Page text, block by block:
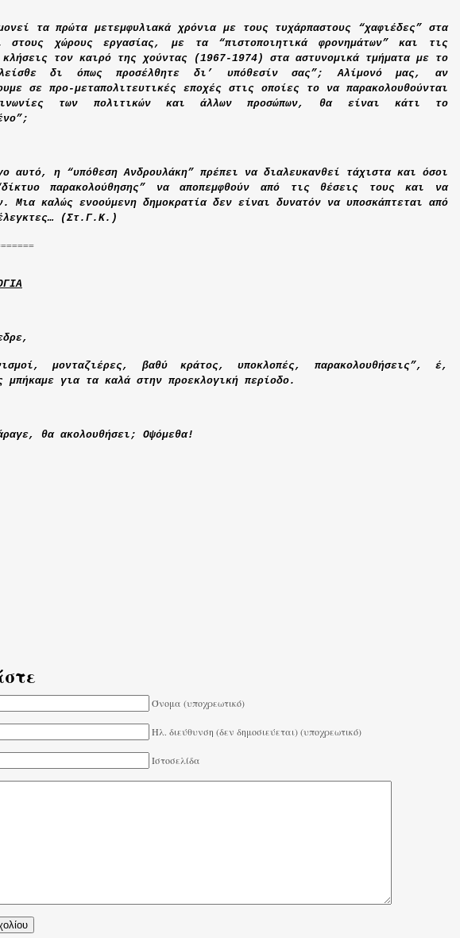
τα πρώτα μετεμφυλιακά χρόνια με τους τυχάρπαστους “χαφιέδες” στα
στους χώρους εργασίας, με τα “πιστοποιητικά φρονημάτων” και τις
κλήσεις τον καιρό της χούντας (1967-1974) στα αστυνομικά τμήματα με το
δι όπως προσέλθητε δι’ υπόθεσίν σας”; Αλίμονό μας, αν
σε προ-μεταπολιτευτικές εποχές στις οποίες το να παρακολουθούνται
των πολιτικών και άλλων προσώπων, θα είναι κάτι το
αυτό, η “υπόθεση Ανδρουλάκη” πρέπει να διαλευκανθεί τάχιστα και όσοι
παρακολούθησης” να αποπεμφθούν από τις θέσεις τους και να
Μια καλώς ενοούμενη δημοκρατία δεν είναι δυνατόν να υποσκάπτεται από
(Στ.Γ.Κ.)
μονταζιέρες, βαθύ κράτος, υποκλοπές, παρακολουθήσεις”, έ,
μπήκαμε για τα καλά στην προεκλογική περίοδο.
θα ακολουθήσει; Οψόμεθα!
Όνομα (υποχρεωτικό)
Ηλ. διεύθυνση (δεν δημοσιεύεται) (υποχρεωτικό)
Ιστοσελίδα